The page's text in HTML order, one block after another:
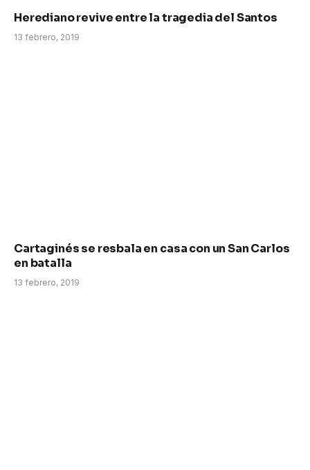
Herediano revive entre la tragedia del Santos
13 febrero, 2019
Cartaginés se resbala en casa con un San Carlos
en batalla
13 febrero, 2019